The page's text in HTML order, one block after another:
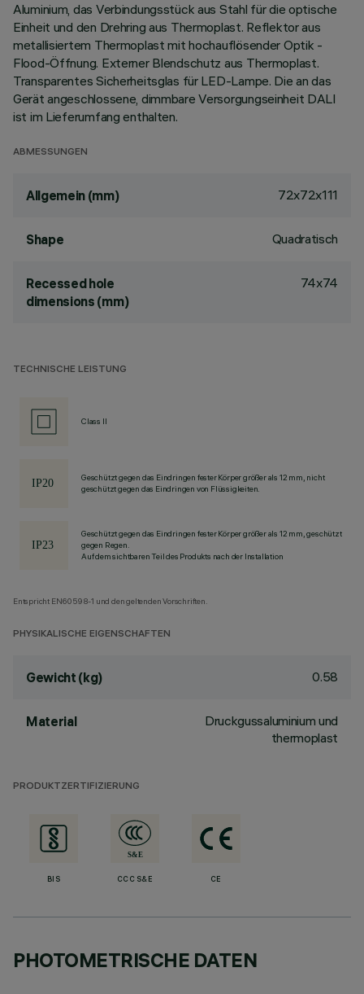
Aluminium, das Verbindungsstück aus Stahl für die optische
Einheit und den Drehring aus Thermoplast. Reflektor aus
metallisiertem Thermoplast mit hochauflösender Optik -
Flood-Öffnung. Externer Blendschutz aus Thermoplast.
Transparentes Sicherheitsglas für LED-Lampe. Die an das
Gerät angeschlossene, dimmbare Versorgungseinheit DALI
ist im Lieferumfang enthalten.
ABMESSUNGEN
Allgemein (mm) 72x72x111
Shape Quadratisch
Recessed hole
dimensions (mm)
74x74
TECHNISCHE LEISTUNG
Class II
Geschützt gegen das Eindringen fester Körper größer als 12 mm, nicht
geschützt gegen das Eindringen von Flüssigkeiten.
Geschützt gegen das Eindringen fester Körper größer als 12 mm, geschützt
gegen Regen.
Auf dem sichtbaren Teil des Produkts nach der Installation
Entspricht EN60598-1 und den geltenden Vorschriften.
PHYSIKALISCHE EIGENSCHAFTEN
Gewicht (kg) 0.58
Material
Druckgussaluminium und
thermoplast
PRODUKTZERTIFIZIERUNG
BIS CCC S&E CE
PHOTOMETRISCHE DATEN